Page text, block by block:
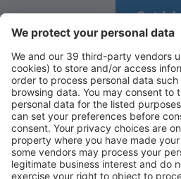
Ontdek
Download onze appen